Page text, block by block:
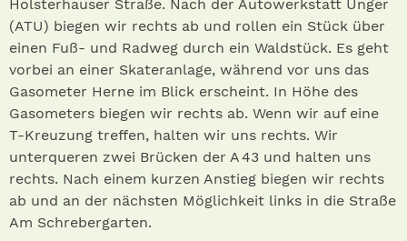
Holsterhauser Straße. Nach der Autowerkstatt Unger
(ATU) biegen wir rechts ab und rollen ein Stück über
einen Fuß- und Radweg durch ein Waldstück. Es geht
vorbei an einer Skateranlage, während vor uns das
Gasometer Herne im Blick erscheint. In Höhe des
Gasometers biegen wir rechts ab. Wenn wir auf eine
T-Kreuzung treffen, halten wir uns rechts. Wir
unterqueren zwei Brücken der A 43 und halten uns
rechts. Nach einem kurzen Anstieg biegen wir rechts
ab und an der nächsten Möglichkeit links in die Straße
Am Schrebergarten.